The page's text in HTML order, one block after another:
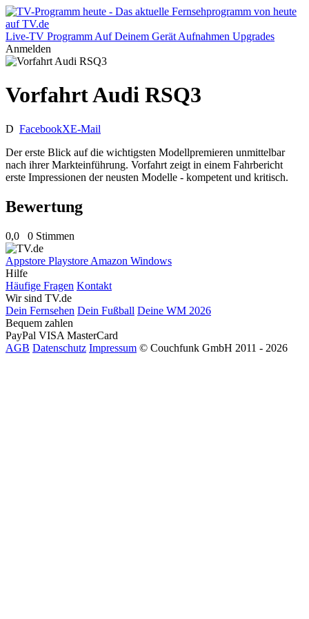
Live-TV Programm Auf Deinem Gerät Aufnahmen Upgrades
Anmelden
Vorfahrt Audi RSQ3
D FacebookXE-Mail
Der erste Blick auf die wichtigsten Modellpremieren unmittelbar
nach ihrer Markteinführung. Vorfahrt zeigt in einem Fahrbericht
erste Impressionen der neusten Modelle - kompetent und kritisch.
Bewertung
0,0 0 Stimmen
Appstore Playstore Amazon Windows
Hilfe
Häufige Fragen Kontakt
Wir sind TV.de
Dein Fernsehen Dein Fußball Deine WM 2026
Bequem zahlen
PayPal VISA MasterCard
AGB Datenschutz Impressum © Couchfunk GmbH 2011 - 2026